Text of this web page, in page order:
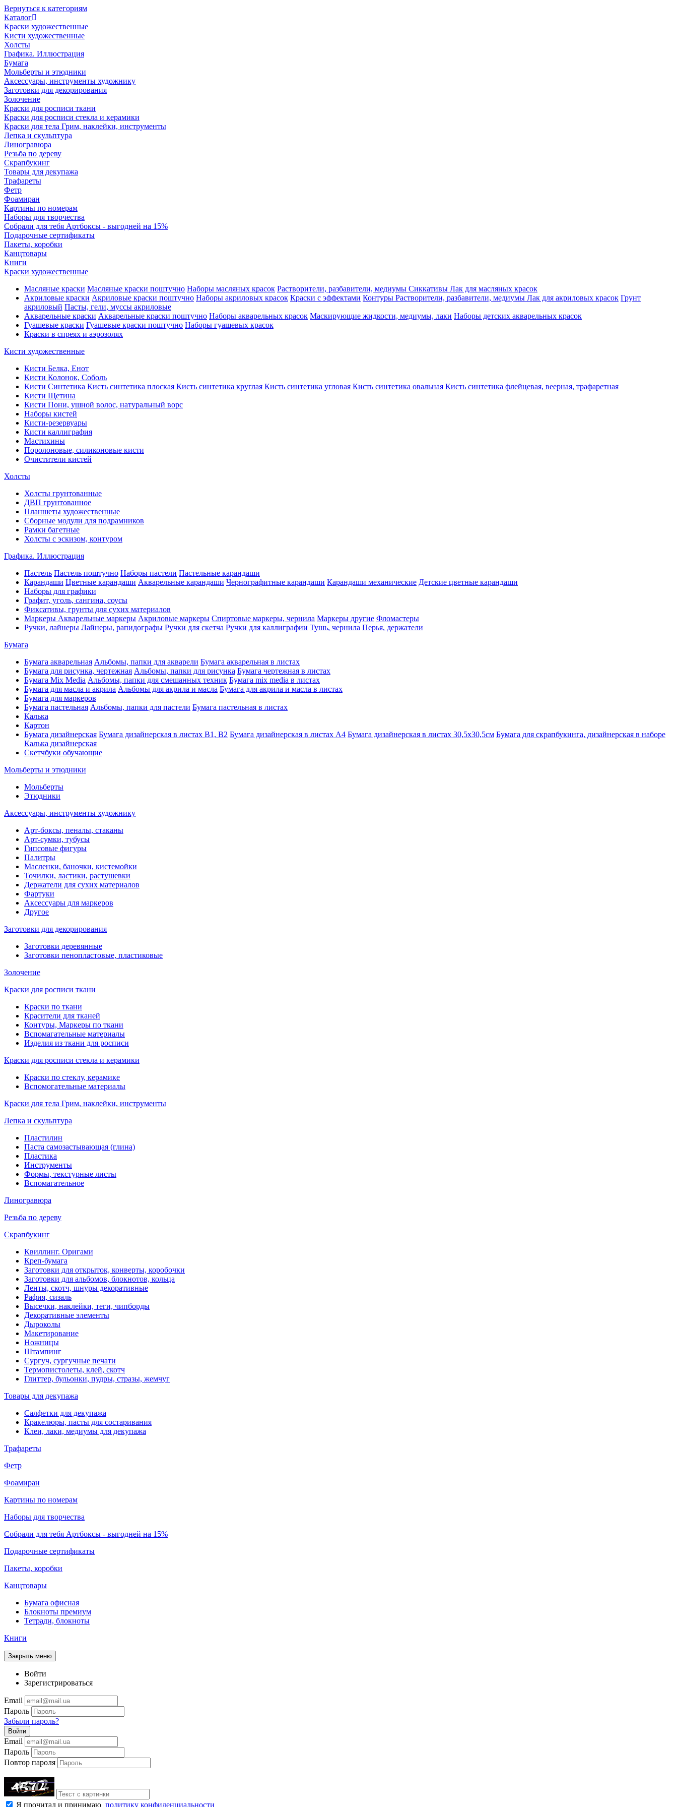
Вернуться к категориям
Каталог
Краски художественные
Кисти художественные
Холсты
Графика. Иллюстрация
Бумага
Мольберты и этюдники
Аксессуары, инструменты художнику
Заготовки для декорирования
Золочение
Краски для росписи ткани
Краски для росписи стекла и керамики
Краски для тела Грим, наклейки, инструменты
Лепка и скульптура
Линогравюра
Резьба по дереву
Скрапбукинг
Товары для декупажа
Трафареты
Фетр
Фоамиран
Картины по номерам
Наборы для творчества
Собрали для тебя Артбоксы - выгодней на 15%
Подарочные сертификаты
Пакеты, коробки
Канцтовары
Книги
Краски художественные
Масляные краски Масляные краски поштучно Наборы масляных красок Растворители, разбавители, медиумы Сиккативы Лак для масляных красок
Акриловые краски Акриловые краски поштучно Наборы акриловых красок Краски с эффектами Контуры Растворители, разбавители, медиумы Лак для акриловых красок Грунт
акриловый Пасты, гели, муссы акриловые
Акварельные краски Акварельные краски поштучно Наборы акварельных красок Маскирующие жидкости, медиумы, лаки Наборы детских акварельных красок
Гуашевые краски Гуашевые краски поштучно Наборы гуашевых красок
Краски в спреях и аэрозолях
Кисти художественные
Кисти Белка, Енот
Кисти Колонок, Соболь
Кисти Синтетика Кисть синтетика плоская Кисть синтетика круглая Кисть синтетика угловая Кисть синтетика овальная Кисть синтетика флейцевая, веерная, трафаретная
Кисти Щетина
Кисти Пони, ушной волос, натуральный ворс
Наборы кистей
Кисти-резервуары
Кисти каллиграфия
Мастихины
Поролоновые, силиконовые кисти
Очистители кистей
Холсты
Холсты грунтованные
ДВП грунтованное
Планшеты художественные
Сборные модули для подрамников
Рамки багетные
Холсты c эскизом, контуром
Графика. Иллюстрация
Пастель Пастель поштучно Наборы пастели Пастельные карандаши
Карандаши Цветные карандаши Акварельные карандаши Чернографитные карандаши Карандаши механические Детские цветные карандаши
Наборы для графики
Графит, уголь, сангина, соусы
Фиксативы, грунты для сухих материалов
Маркеры Акварельные маркеры Акриловые маркеры Спиртовые маркеры, чернила Маркеры другие Фломастеры
Ручки, лайнеры Лайнеры, рапидографы Ручки для скетча Ручки для каллиграфии Тушь, чернила Перья, держатели
Бумага
Бумага акварельная Альбомы, папки для акварели Бумага акварельная в листах
Бумага для рисунка, чертежная Альбомы, папки для рисунка Бумага чертежная в листах
Бумага Mix Media Альбомы, папки для смешанных техник Бумага mix media в листах
Бумага для масла и акрила Альбомы для акрила и масла Бумага для акрила и масла в листах
Бумага для маркеров
Бумага пастельная Альбомы, папки для пастели Бумага пастельная в листах
Калька
Картон
Бумага дизайнерская Бумага дизайнерская в листах В1, В2 Бумага дизайнерская в листах А4 Бумага дизайнерская в листах 30,5х30,5см Бумага для скрапбукинга, дизайнерская в наборе
Калька дизайнерская
Скетчбуки обучающие
Мольберты и этюдники
Мольберты
Этюдники
Аксессуары, инструменты художнику
Арт-боксы, пеналы, стаканы
Арт-сумки, тубусы
Гипсовые фигуры
Палитры
Масленки, баночки, кистемойки
Точилки, ластики, растушевки
Держатели для сухих материалов
Фартуки
Аксессуары для маркеров
Другое
Заготовки для декорирования
Заготовки деревянные
Заготовки пенопластовые, пластиковые
Золочение
Краски для росписи ткани
Краски по ткани
Красители для тканей
Контуры, Маркеры по ткани
Вспомагательные материалы
Изделия из ткани для росписи
Краски для росписи стекла и керамики
Краски по стеклу, керамике
Вспомогательные материалы
Краски для тела Грим, наклейки, инструменты
Лепка и скульптура
Пластилин
Паста самозастывающая (глина)
Пластика
Инструменты
Формы, текстурные листы
Вспомагательное
Линогравюра
Резьба по дереву
Скрапбукинг
Квиллинг. Оригами
Креп-бумага
Заготовки для открыток, конверты, коробочки
Заготовки для альбомов, блокнотов, кольца
Ленты, скотч, шнуры декоративные
Рафия, сизаль
Высечки, наклейки, теги, чипборды
Декоративные элементы
Дыроколы
Макетирование
Ножницы
Штампинг
Сургуч, сургучные печати
Термопистолеты, клей, скотч
Глиттер, бульонки, пудры, стразы, жемчуг
Товары для декупажа
Салфетки для декупажа
Кракелюры, пасты для состаривания
Клеи, лаки, медиумы для декупажа
Трафареты
Фетр
Фоамиран
Картины по номерам
Наборы для творчества
Собрали для тебя Артбоксы - выгодней на 15%
Подарочные сертификаты
Пакеты, коробки
Канцтовары
Бумага офисная
Блокноты премиум
Тетради, блокноты
Книги
Закрыть меню
Войти
Зарегистрироваться
Email
Пароль
Забыли пароль?
Войти
Email
Пароль
Повтор пароля
Я прочитал и принимаю политику конфиденциальности